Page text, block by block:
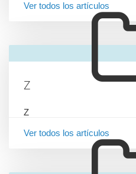
Ver todos los artículos
Z
Z
Ver todos los artículos